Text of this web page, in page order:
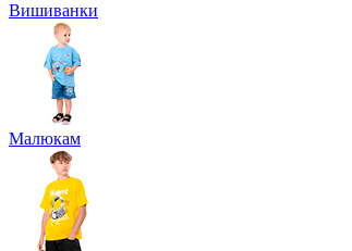
Вишиванки
Малюкам